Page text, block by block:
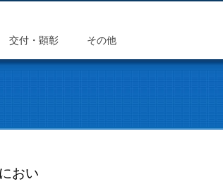
交付・顕彰 その他
おい